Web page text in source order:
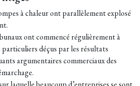
à chaleur ont parallèlement explosé
ont commencé régulièrement à
particuliers déçus par les résultats
argumentaires commerciaux des